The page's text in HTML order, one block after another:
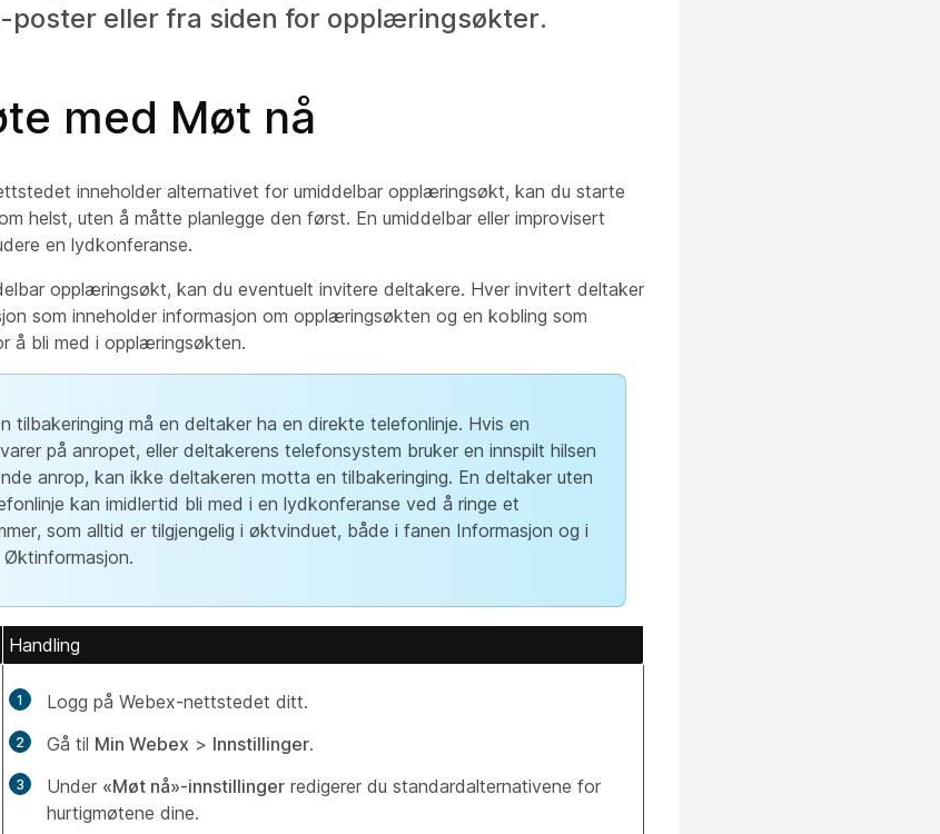
eller fra siden for opplæringsøkter.
med Møt nå
inneholder alternativet for umiddelbar opplæringsøkt, kan du starte
helst, uten å måtte planlegge den først. En umiddelbar eller improvisert
en lydkonferanse.
opplæringsøkt, kan du eventuelt invitere deltakere. Hver invitert deltaker
som inneholder informasjon om opplæringsøkten og en kobling som
å bli med i opplæringsøkten.
tilbakeringing må en deltaker ha en direkte telefonlinje. Hvis en
på anropet, eller deltakerens telefonsystem bruker en innspilt hilsen
anrop, kan ikke deltakeren motta en tilbakeringing. En deltaker uten
kan imidlertid bli med i en lydkonferanse ved å ringe et
som alltid er tilgjengelig i øktvinduet, både i fanen Informasjon og i
Handling
Logg på Webex-nettstedet ditt.
Gå til Min Webex > Innstillinger.
Under «Møt nå»-innstillinger redigerer du standardalternativene for
hurtigmøtene dine.